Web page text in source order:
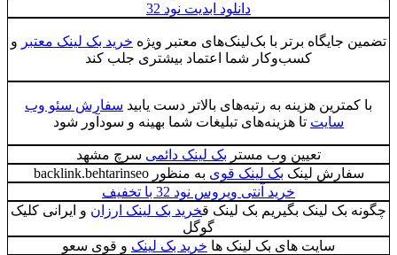
دانلود ابدیت نود 32
جایگاه برتر با بک‌لینک‌های معتبر ویژه خرید بک لینک معتبر و
کسب‌وکار شما اعتماد بیشتری جلب کند
کمترین هزینه به رتبه‌های بالاتر دست یابیدسفارش سئو وب
تا هزینه‌های تبلیغات شما بهینه و سودآور شود
تعیین وب مستر بک لینک دائمی سرچ مشهد
لینکبک لینک قویبه منظور backlink.behtarinseo
خرید آنتی ویروس نود 32 با تخفیف
بک لینک بگیریم بک لینک ق خرید بک لینک ارزان و ایرانی کلیک
سایت های بک لینک هاخرید بک لینکو قوی سعو